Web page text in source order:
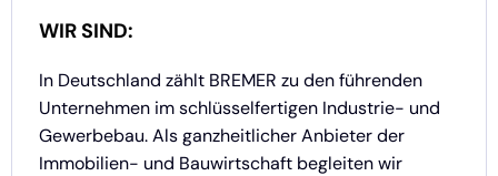
WIR SIND:
In Deutschland zählt BREMER zu den führenden
Unternehmen im schlüsselfertigen Industrie- und
Gewerbebau. Als ganzheitlicher Anbieter der
Immobilien- und Bauwirtschaft begleiten wir